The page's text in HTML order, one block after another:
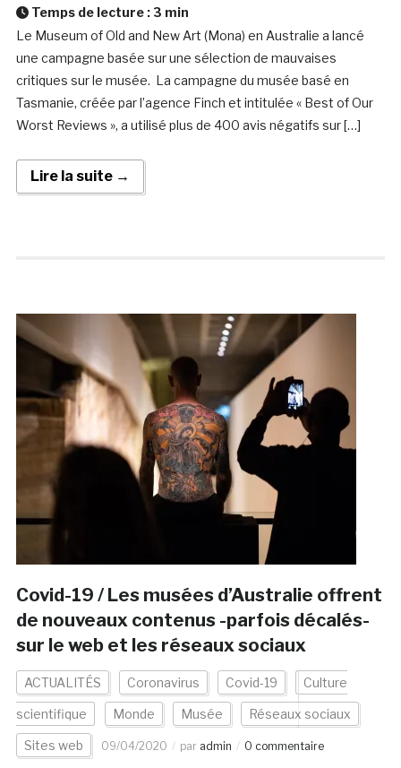
Temps de lecture : 3 min
Le Museum of Old and New Art (Mona) en Australie a lancé
une campagne basée sur une sélection de mauvaises
critiques sur le musée. La campagne du musée basé en
Tasmanie, créée par l’agence Finch et intitulée « Best of Our
Worst Reviews », a utilisé plus de 400 avis négatifs sur […]
Lire la suite →
Covid-19 / Les musées d’Australie offrent
de nouveaux contenus -parfois décalés-
sur le web et les réseaux sociaux
ACTUALITÉS Coronavirus Covid-19 Culture
scientifique Monde Musée Réseaux sociaux
Sites web 09/04/2020 par admin 0 commentaire